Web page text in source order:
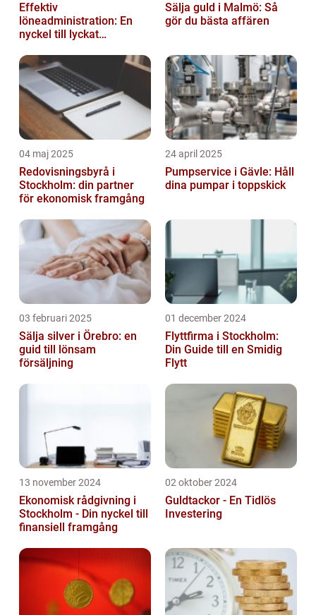
Effektiv
löneadministration: En
nyckel till lyckat
Sälja guld i Malmö: Så
gör du bästa affären
04 maj 2025
Redovisningsbyrå i
Stockholm: din partner
för ekonomisk framgång
24 april 2025
Pumpservice i Gävle: Håll
dina pumpar i toppskick
03 februari 2025
Sälja silver i Örebro: en
guid till lönsam
försäljning
01 december 2024
Flyttfirma i Stockholm:
Din Guide till en Smidig
Flytt
13 november 2024
Ekonomisk rådgivning i
Stockholm - Din nyckel till
finansiell framgång
02 oktober 2024
Guldtackor - En Tidlös
Investering